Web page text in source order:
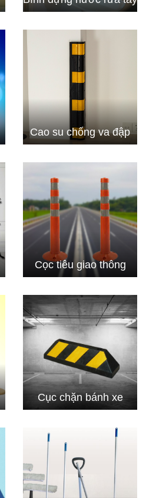
Cao su chống va đập
Cọc tiêu giao thông
Cục chặn bánh xe